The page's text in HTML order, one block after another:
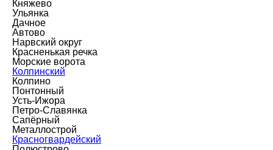
Княжево
Ульянка
Дачное
Автово
Нарвский округ
Красненькая речка
Морские ворота
Колпинский
Колпино
Понтонный
Усть-Ижора
Петро-Славянка
Сапёрный
Металлострой
Красногвардейский